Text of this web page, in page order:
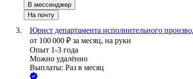
В мессенджер
На почту
Юрист департамента исполнительного
от 100 000 ₽ за месяц, на руки
Опыт 1-3 года
Можно удалённо
Выплаты: Раз в месяц